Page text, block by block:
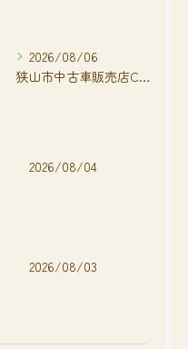
2026/08/06
狭山市中古車販売店CarShop FACT.🚗
2026/08/04
2026/08/03